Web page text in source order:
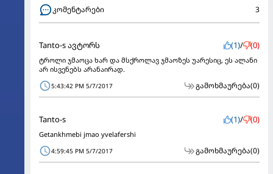
კომენტარები 3
Tanto-s ავტორს (1)/ (0)
ტროლი ჯმაოცა ხარ და მსქროლავ ჯმაოზეს უარესიც, ეს ალანი
არ ისვენებს არანაირად.
5:43:42 PM 5/7/2017 გამოხმაურება(0)
Tanto-s (1)/ (0)
Getankhmebi jmao yvelafershi
4:59:45 PM 5/7/2017 გამოხმაურება(0)